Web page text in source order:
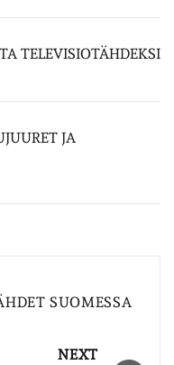
TELEVISIOTÄHDEKSI
JA
SUOMESSA
NEXT